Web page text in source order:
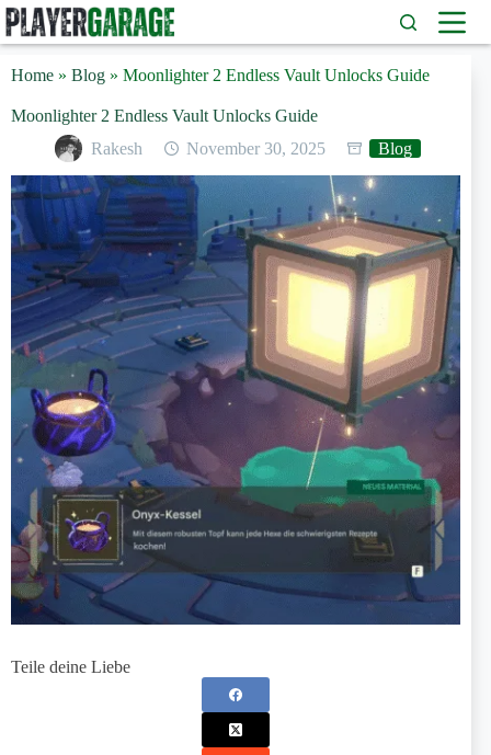
Zum
Inhalt
springen
Home » Blog » Moonlighter 2 Endless Vault Unlocks Guide
Moonlighter 2 Endless Vault Unlocks Guide
Rakesh
November 30, 2025 Blog
Teile deine Liebe